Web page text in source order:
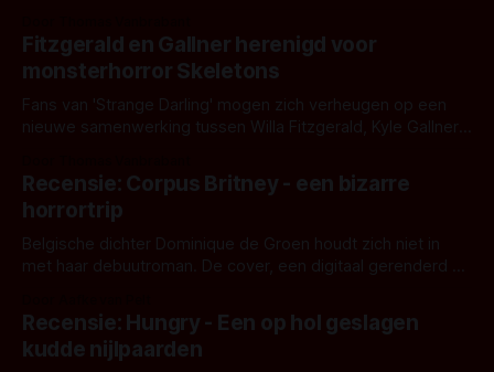
kille stijl vol folklore en mythe. Het topic deze keer is (kon
het het al raden?)... de weerwolf. Kijk je mee?
Fitzgerald en Gallner herenigd voor
monsterhorror Skeletons
Fans van 'Strange Darling' mogen zich verheugen op een
nieuwe samenwerking tussen Willa Fitzgerald, Kyle Gallner
'Skeletons', een nieuwe creature feature waarvoor de
opnames zijn gestart in Australië.
Recensie: Corpus Britney - een bizarre
horrortrip
Belgische dichter Dominique de Groen houdt zich niet in
met haar debuutroman. De cover, een digitaal gerenderd en
achtergrond, belooft iets kleurrijks maar onheilspellends,
iets ongrijpbaars. En dat maakt De Groen met ieder woord
waar.
Recensie: Hungry - Een op hol geslagen
kudde nijlpaarden